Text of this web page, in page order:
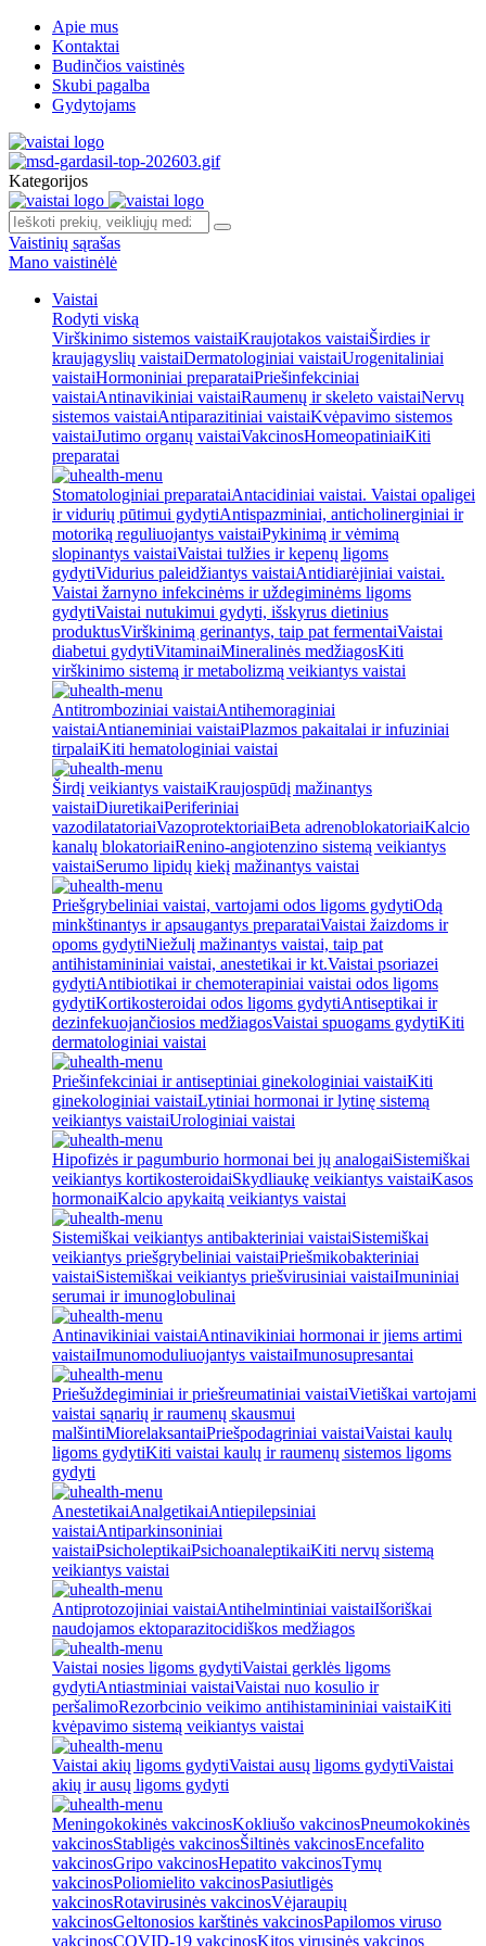
Apie mus
Kontaktai
Budinčios vaistinės
Skubi pagalba
Gydytojams
Kategorijos
Vaistinių sąrašas
Mano vaistinėlė
Vaistai
Rodyti viską
Virškinimo sistemos vaistaiKraujotakos vaistaiŠirdies ir
kraujagyslių vaistaiDermatologiniai vaistaiUrogenitaliniai
vaistaiHormoniniai preparataiPriešinfekciniai
vaistaiAntinavikiniai vaistaiRaumenų ir skeleto vaistaiNervų
sistemos vaistaiAntiparazitiniai vaistaiKvėpavimo sistemos
vaistaiJutimo organų vaistaiVakcinosHomeopatiniaiKiti
preparatai
Stomatologiniai preparataiAntacidiniai vaistai. Vaistai opaligei
ir vidurių pūtimui gydytiAntispazminiai, anticholinerginiai ir
motoriką reguliuojantys vaistaiPykinimą ir vėmimą
slopinantys vaistaiVaistai tulžies ir kepenų ligoms
gydytiVidurius paleidžiantys vaistaiAntidiarėjiniai vaistai.
Vaistai žarnyno infekcinėms ir uždegiminėms ligoms
gydytiVaistai nutukimui gydyti, išskyrus dietinius
produktusVirškinimą gerinantys, taip pat fermentaiVaistai
diabetui gydytiVitaminaiMineralinės medžiagosKiti
virškinimo sistemą ir metabolizmą veikiantys vaistai
Antitromboziniai vaistaiAntihemoraginiai
vaistaiAntianeminiai vaistaiPlazmos pakaitalai ir infuziniai
tirpalaiKiti hematologiniai vaistai
Širdį veikiantys vaistaiKraujospūdį mažinantys
vaistaiDiuretikaiPeriferiniai
vazodilatatoriaiVazoprotektoriaiBeta adrenoblokatoriaiKalcio
kanalų blokatoriaiRenino-angiotenzino sistemą veikiantys
vaistaiSerumo lipidų kiekį mažinantys vaistai
Priešgrybeliniai vaistai, vartojami odos ligoms gydytiOdą
minkštinantys ir apsaugantys preparataiVaistai žaizdoms ir
opoms gydytiNiežulį mažinantys vaistai, taip pat
antihistamininiai vaistai, anestetikai ir kt.Vaistai psoriazei
gydytiAntibiotikai ir chemoterapiniai vaistai odos ligoms
gydytiKortikosteroidai odos ligoms gydytiAntiseptikai ir
dezinfekuojančiosios medžiagosVaistai spuogams gydytiKiti
dermatologiniai vaistai
Priešinfekciniai ir antiseptiniai ginekologiniai vaistaiKiti
ginekologiniai vaistaiLytiniai hormonai ir lytinę sistemą
veikiantys vaistaiUrologiniai vaistai
Hipofizės ir pagumburio hormonai bei jų analogaiSistemiškai
veikiantys kortikosteroidaiSkydliaukę veikiantys vaistaiKasos
hormonaiKalcio apykaitą veikiantys vaistai
Sistemiškai veikiantys antibakteriniai vaistaiSistemiškai
veikiantys priešgrybeliniai vaistaiPriešmikobakteriniai
vaistaiSistemiškai veikiantys priešvirusiniai vaistaiImuniniai
serumai ir imunoglobulinai
Antinavikiniai vaistaiAntinavikiniai hormonai ir jiems artimi
vaistaiImunomoduliuojantys vaistaiImunosupresantai
Priešuždegiminiai ir priešreumatiniai vaistaiVietiškai vartojami
vaistai sąnarių ir raumenų skausmui
malšintiMiorelaksantaiPriešpodagriniai vaistaiVaistai kaulų
ligoms gydytiKiti vaistai kaulų ir raumenų sistemos ligoms
gydyti
AnestetikaiAnalgetikaiAntiepilepsiniai
vaistaiAntiparkinsoniniai
vaistaiPsicholeptikaiPsichoanaleptikaiKiti nervų sistemą
veikiantys vaistai
Antiprotozojiniai vaistaiAntihelmintiniai vaistaiIšoriškai
naudojamos ektoparazitocidiškos medžiagos
Vaistai nosies ligoms gydytiVaistai gerklės ligoms
gydytiAntiastminiai vaistaiVaistai nuo kosulio ir
peršalimoRezorbcinio veikimo antihistamininiai vaistaiKiti
kvėpavimo sistemą veikiantys vaistai
Vaistai akių ligoms gydytiVaistai ausų ligoms gydytiVaistai
akių ir ausų ligoms gydyti
Meningokokinės vakcinosKokliušo vakcinosPneumokokinės
vakcinosStabligės vakcinosŠiltinės vakcinosEncefalito
vakcinosGripo vakcinosHepatito vakcinosTymų
vakcinosPoliomielito vakcinosPasiutligės
vakcinosRotavirusinės vakcinosVėjaraupių
vakcinosGeltonosios karštinės vakcinosPapilomos viruso
vakcinosCOVID-19 vakcinosKitos virusinės vakcinos